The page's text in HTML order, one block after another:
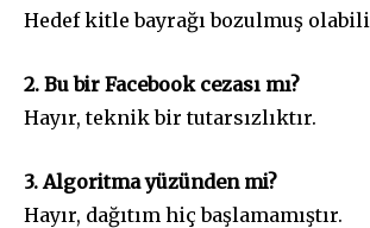
Hedef kitle bayrağı bozulmuş
2. Bu bir Facebook cezası mı?
Hayır, teknik bir tutarsızlıktır.
3. Algoritma yüzünden mi?
Hayır, dağıtım hiç başlamamıştır.